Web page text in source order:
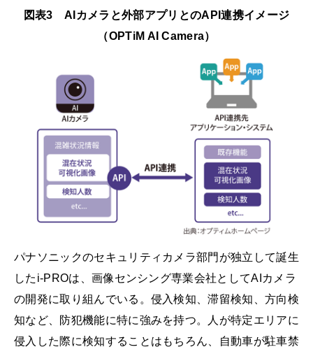
図表3 AIカメラと外部アプリとのAPI連携イメージ
（OPTiM AI Camera）
パナソニックのセキュリティカメラ部門が独立して誕生
したi-PROは、画像センシング専業会社としてAIカメラ
の開発に取り組んでいる。侵入検知、滞留検知、方向検
知など、防犯機能に特に強みを持つ。人が特定エリアに
侵入した際に検知することはもちろん、自動車が駐車禁